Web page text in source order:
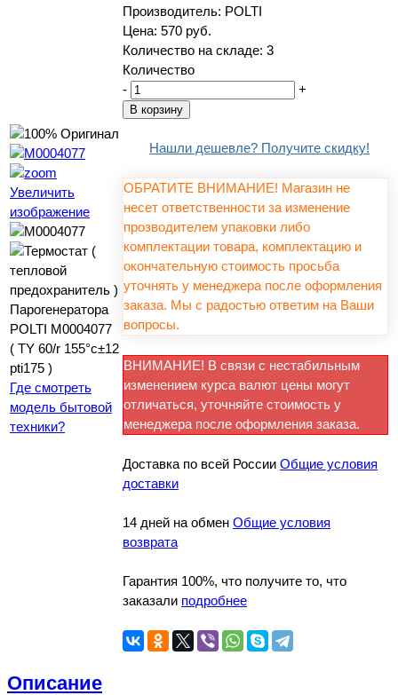
Увеличить
изображение
Где смотреть
модель бытовой
техники?
Производитель: POLTI
Цена: 570 руб.
Количество на складе: 3
Количество
-
+
Нашли дешевле? Получите скидку!
ОБРАТИТЕ ВНИМАНИЕ! Магазин не
несет ответственности за изменение
прозводителем упаковки либо
комплектации товара, комплектацию и
окончательную стоимость просьба
уточнять у менеджера после оформления
заказа. Мы с радостью ответим на Ваши
вопросы.
ВНИМАНИЕ! В связи с нестабильным
изменением курса валют цены могут
отличаться, уточняйте стоимость у
менеджера после оформления заказа.
Доставка по всей России Общие условия
доставки
14 дней на обмен Общие условия
возврата
Гарантия 100%, что получите то, что
заказали подробнее
Описание